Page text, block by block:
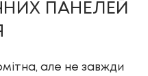
ПАНЕЛЕЙ
але не завжди